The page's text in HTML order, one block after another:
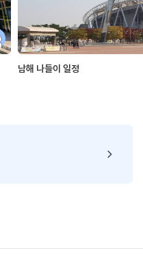
남해 나들이 일정